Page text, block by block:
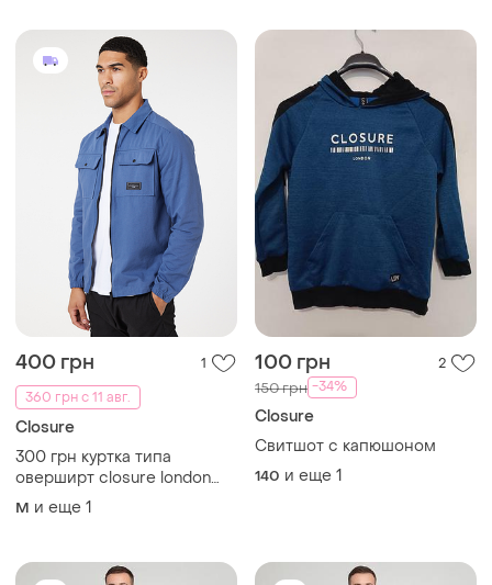
400 грн
1
360 грн с 11 авг.
Closure
300 грн куртка типа
оверширт closure london
utility цвет "вымытый" синий
размер l/m
M и еще 1
100 грн 2
150 грн -34%
Closure
Свитшот с капюшоном
140 и еще 1